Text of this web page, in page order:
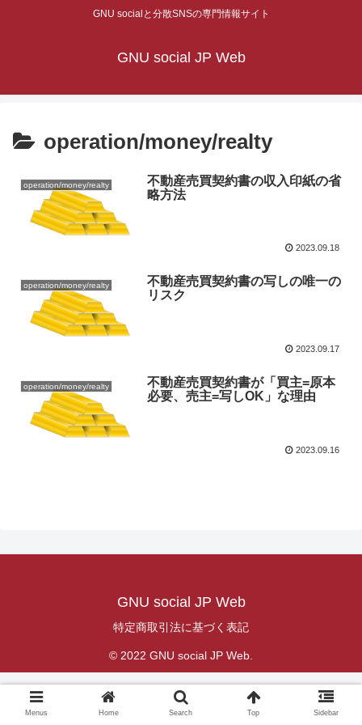
GNU socialと分散SNSの専門情報サイト
GNU social JP Web
operation/money/realty
operation/money/realty
不動産売買契約書の収入印紙の省
略方法
2023.09.18
operation/money/realty
不動産売買契約書の写しの唯一の
リスク
2023.09.17
operation/money/realty
不動産売買契約書が「買主=原本
必要、売主=写しOK」な理由
2023.09.16
GNU social JP Web
特定商取引法に基づく表記
© 2022 GNU social JP Web.
Menus Home Search Top Sidebar